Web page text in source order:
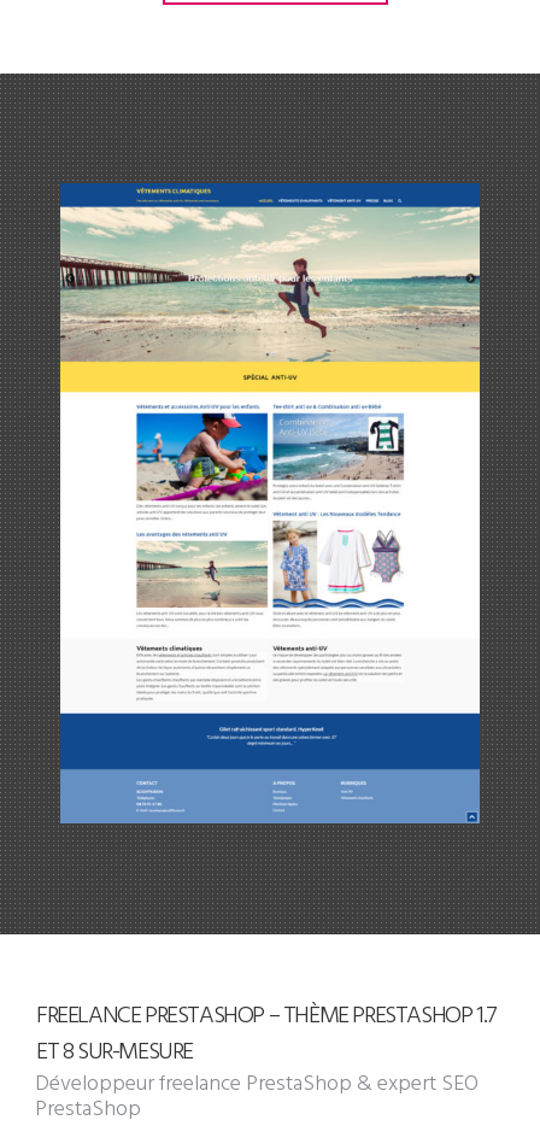
FREELANCE PRESTASHOP – THÈME PRESTASHOP 1.7
ET 8 SUR-MESURE
Développeur freelance PrestaShop & expert SEO
PrestaShop